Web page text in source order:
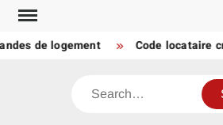
Skip
content
de logement Code locataire
Search